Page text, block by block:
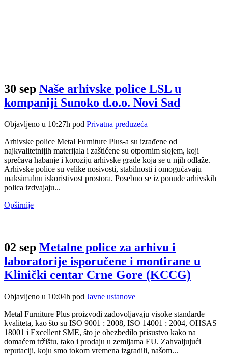
Arhivske police Oznaka
30 sep Naše arhivske police LSL u
kompaniji Sunoko d.o.o. Novi Sad
Objavljeno u 10:27h pod Privatna preduzeća
Arhivske police Metal Furniture Plus-a su izrađene od
najkvalitetnijih materijala i zaštićene su otpornim slojem, koji
sprečava habanje i koroziju arhivske građe koja se u njih odlaže.
Arhivske police su velike nosivosti, stabilnosti i omogućavaju
maksimalnu iskoristivost prostora. Posebno se iz ponude arhivskih
polica izdvajaju...
Opširnije
02 sep Metalne police za arhivu i
laboratorije isporučene i montirane u
Klinički centar Crne Gore (KCCG)
Objavljeno u 10:04h pod Javne ustanove
Metal Furniture Plus proizvodi zadovoljavaju visoke standarde
kvaliteta, kao što su ISO 9001 : 2008, ISO 14001 : 2004, OHSAS
18001 i Excellent SME, što je obezbedilo prisustvo kako na
domaćem tržištu, tako i prodaju u zemljama EU. Zahvaljujući
reputaciji, koju smo tokom vremena izgradili, našom...